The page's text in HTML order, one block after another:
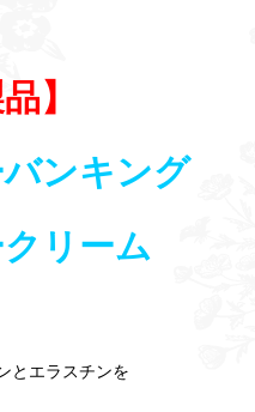
】
ンキング
リーム
とエラスチンを